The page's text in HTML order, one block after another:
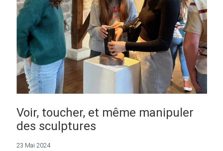
Voir, toucher, et même manipuler
des sculptures
23 Mai 2024